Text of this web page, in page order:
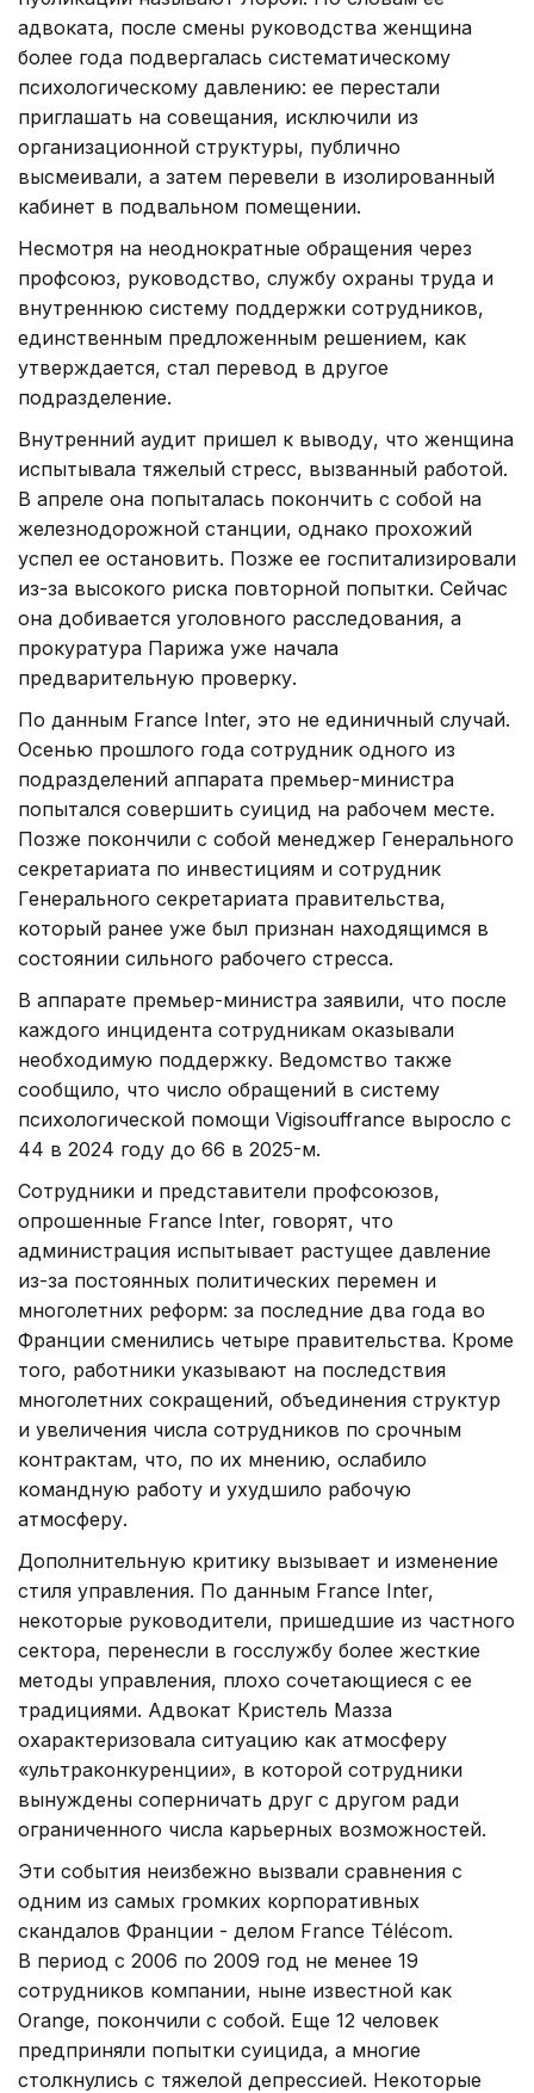
адвоката, после смены руководства женщина
более года подвергалась систематическому
психологическому давлению: ее перестали
приглашать на совещания, исключили из
организационной структуры, публично
высмеивали, а затем перевели в изолированный
кабинет в подвальном помещении.
Несмотря на неоднократные обращения через
профсоюз, руководство, службу охраны труда и
внутреннюю систему поддержки сотрудников,
единственным предложенным решением, как
утверждается, стал перевод в другое
подразделение.
Внутренний аудит пришел к выводу, что женщина
испытывала тяжелый стресс, вызванный работой.
В апреле она попыталась покончить с собой на
железнодорожной станции, однако прохожий
успел ее остановить. Позже ее госпитализировали
из-за высокого риска повторной попытки. Сейчас
она добивается уголовного расследования, а
прокуратура Парижа уже начала
предварительную проверку.
По данным France Inter, это не единичный случай.
Осенью прошлого года сотрудник одного из
подразделений аппарата премьер-министра
попытался совершить суицид на рабочем месте.
Позже покончили с собой менеджер Генерального
секретариата по инвестициям и сотрудник
Генерального секретариата правительства,
который ранее уже был признан находящимся в
состоянии сильного рабочего стресса.
В аппарате премьер-министра заявили, что после
каждого инцидента сотрудникам оказывали
необходимую поддержку. Ведомство также
сообщило, что число обращений в систему
психологической помощи Vigisouffrance выросло с
44 в 2024 году до 66 в 2025-м.
Сотрудники и представители профсоюзов,
опрошенные France Inter, говорят, что
администрация испытывает растущее давление
из-за постоянных политических перемен и
многолетних реформ: за последние два года во
Франции сменились четыре правительства. Кроме
того, работники указывают на последствия
многолетних сокращений, объединения структур
и увеличения числа сотрудников по срочным
контрактам, что, по их мнению, ослабило
командную работу и ухудшило рабочую
атмосферу.
Дополнительную критику вызывает и изменение
стиля управления. По данным France Inter,
некоторые руководители, пришедшие из частного
сектора, перенесли в госслужбу более жесткие
методы управления, плохо сочетающиеся с ее
традициями. Адвокат Кристель Мазза
охарактеризовала ситуацию как атмосферу
«ультраконкуренции», в которой сотрудники
вынуждены соперничать друг с другом ради
ограниченного числа карьерных возможностей.
Эти события неизбежно вызвали сравнения с
одним из самых громких корпоративных
скандалов Франции - делом France Télécom.
В период с 2006 по 2009 год не менее 19
сотрудников компании, ныне известной как
Orange, покончили с собой. Еще 12 человек
предприняли попытки суицида, а многие
столкнулись с тяжелой депрессией. Некоторые